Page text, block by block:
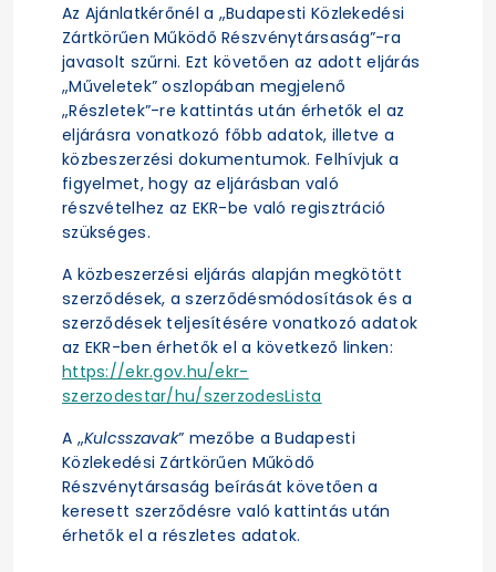
Az Ajánlatkérőnél a „Budapesti Közlekedési
Zártkörűen Működő Részvénytársaság”-ra
javasolt szűrni. Ezt követően az adott eljárás
„Műveletek” oszlopában megjelenő
„Részletek”-re kattintás után érhetők el az
eljárásra vonatkozó főbb adatok, illetve a
közbeszerzési dokumentumok. Felhívjuk a
figyelmet, hogy az eljárásban való
részvételhez az EKR-be való regisztráció
szükséges.
A közbeszerzési eljárás alapján megkötött
szerződések, a szerződésmódosítások és a
szerződések teljesítésére vonatkozó adatok
az EKR-ben érhetők el a következő linken:
https://ekr.gov.hu/ekr-
szerzodestar/hu/szerzodesLista
A „Kulcsszavak” mezőbe a Budapesti
Közlekedési Zártkörűen Működő
Részvénytársaság beírását követően a
keresett szerződésre való kattintás után
érhetők el a részletes adatok.